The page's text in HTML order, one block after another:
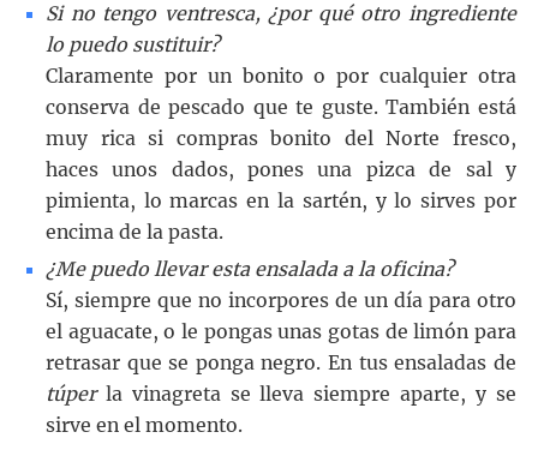
Si no tengo ventresca, ¿por qué otro ingrediente
lo puedo sustituir?
Claramente por un bonito o por cualquier otra
conserva de pescado que te guste. También está
muy rica si compras bonito del Norte fresco,
haces unos dados, pones una pizca de sal y
pimienta, lo marcas en la sartén, y lo sirves por
encima de la pasta.
¿Me puedo llevar esta ensalada a la oficina?
Sí, siempre que no incorpores de un día para otro
el aguacate, o le pongas unas gotas de limón para
retrasar que se ponga negro. En tus ensaladas de
túperla vinagreta se lleva siempre aparte, y se
sirve en el momento.